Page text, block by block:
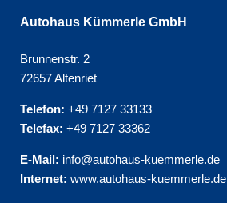
Autohaus Kümmerle GmbH
Brunnenstr. 2
72657 Altenriet
Telefon: +49 7127 33133
Telefax: +49 7127 33362
E-Mail: info@autohaus-kuemmerle.de
Internet: www.autohaus-kuemmerle.de